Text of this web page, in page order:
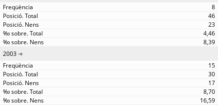
8
46
23
4,46
8,39
2003
15
30
17
8,70
16,59